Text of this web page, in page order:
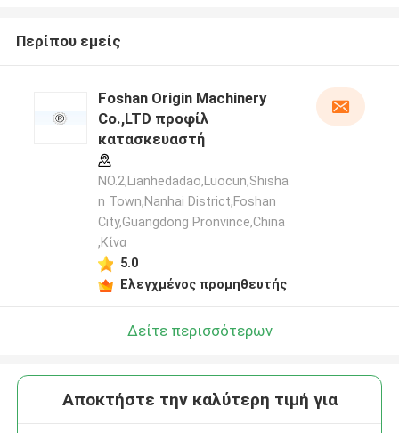
Περίπου εμείς
Foshan Origin Machinery
Co.,LTD προφίλ
κατασκευαστή
NO.2,Lianhedadao,Luocun,Shisha
n Town,Nanhai District,Foshan
City,Guangdong Pronvince,China
,Κίνα
5.0
Ελεγχμένος προμηθευτής
Δείτε περισσότερων
Αποκτήστε την καλύτερη τιμή για